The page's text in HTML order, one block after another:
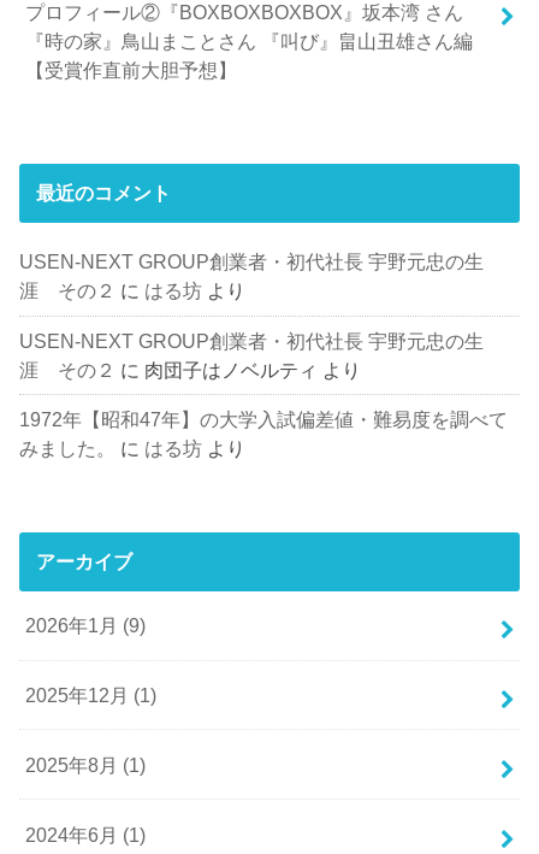
プロフィール②『BOXBOXBOXBOX』坂本湾 さん
『時の家』鳥山まことさん 『叫び』畠山丑雄さん編
【受賞作直前大胆予想】
最近のコメント
USEN-NEXT GROUP創業者・初代社長 宇野元忠の生
涯 その２ に はる坊 より
USEN-NEXT GROUP創業者・初代社長 宇野元忠の生
涯 その２ に 肉団子はノベルティ より
1972年【昭和47年】の大学入試偏差値・難易度を調べて
みました。
に はる坊 より
アーカイブ
2026年1月 (9)
2025年12月 (1)
2025年8月 (1)
2024年6月 (1)